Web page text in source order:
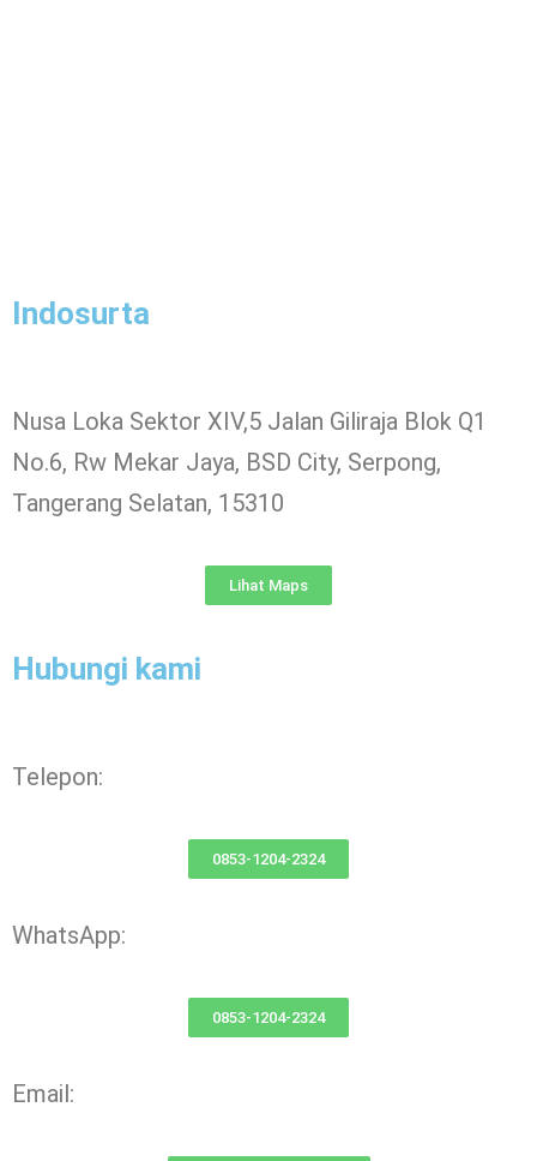
Indosurta
Nusa Loka Sektor XIV,5 Jalan Giliraja Blok Q1
No.6, Rw Mekar Jaya, BSD City, Serpong,
Tangerang Selatan, 15310
Lihat Maps
Hubungi kami
Telepon:
0853-1204-2324
WhatsApp:
0853-1204-2324
Email: